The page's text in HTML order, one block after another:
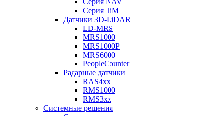
Серия NAV
Серия TiM
Датчики 3D-LiDAR
LD-MRS
MRS1000
MRS1000P
MRS6000
PeopleCounter
Радарные датчики
RAS4xx
RMS1000
RMS3xx
Системные решения